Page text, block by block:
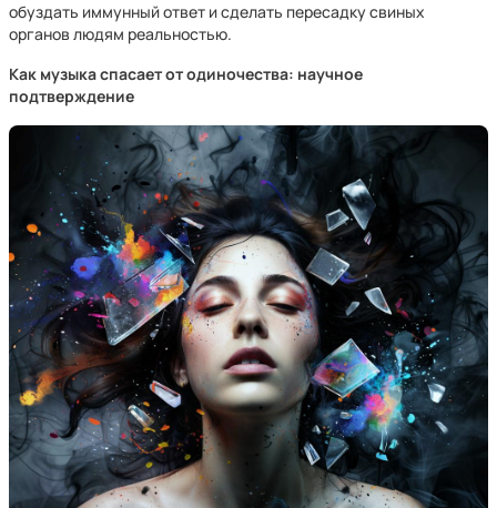
обуздать иммунный ответ и сделать пересадку свиных
органов людям реальностью.
Как музыка спасает от одиночества: научное
подтверждение